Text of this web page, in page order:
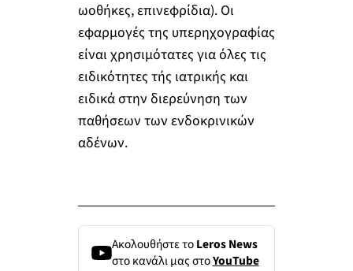
ωοθήκες, επινεφρίδια). Οι
εφαρμογές της υπερηχογραφίας
είναι χρησιμότατες για όλες τις
ειδικότητες τής ιατρικής και
ειδικά στην διερεύνηση των
παθήσεων των ενδοκρινικών
αδένων.
Ακολουθήστε τοLeros News
στο κανάλι μας στοYouTube